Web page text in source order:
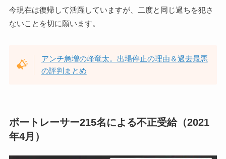
今現在は復帰して活躍していますが、二度と同じ過ちを犯さ
ないことを切に願います。
アンチ急増の峰竜太。出場停止の理由＆過去最悪
の評判まとめ
ボートレーサー215名による不正受給（2021
年4月）